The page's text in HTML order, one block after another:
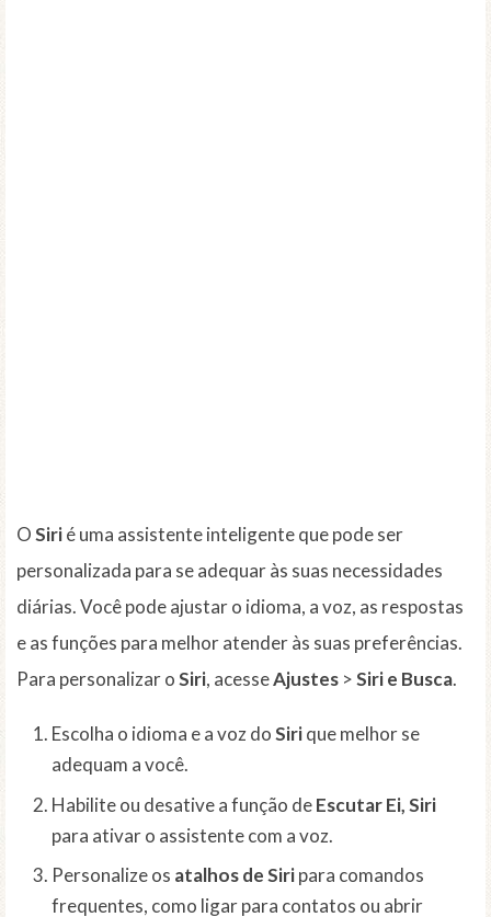
OSirié uma assistente inteligente que pode ser
personalizada para se adequar às suas necessidades
diárias. Você pode ajustar o idioma, a voz, as respostas
e as funções para melhor atender às suas preferências.
Para personalizar oSiri, acesseAjustes >Siri e Busca.
Escolha o idioma e a voz doSirique melhor se
adequam a você.
Habilite ou desative a função deEscutar Ei, Siri
para ativar o assistente com a voz.
Personalize os atalhos de Siripara comandos
frequentes, como ligar para contatos ou abrir